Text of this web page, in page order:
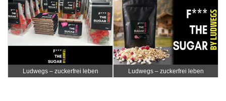
Ludwegs – zuckerfrei leben Ludwegs – zuckerfrei leben